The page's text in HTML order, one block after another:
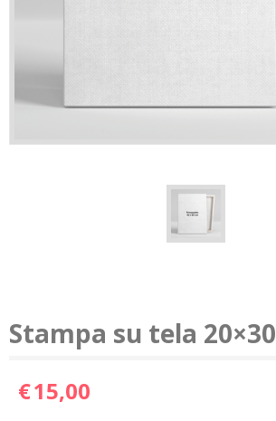
Stampa su tela 20×30
€15,00